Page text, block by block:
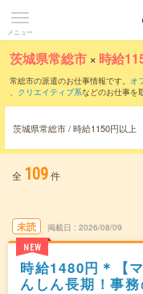
メニュー
茨城県常総市 × 時給
常総市の派遣のお仕事情報です。 オ
、 クリエイティブ系などのお仕事を
茨城県常総市 / 時給1150円以上
全 109件
未読
NEW
掲載日 2026/08/09
時給1480円＊【
んしん長期！事